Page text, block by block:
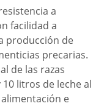
a
facilidad a
producción de
precarias.
de las razas
litros de leche al
e